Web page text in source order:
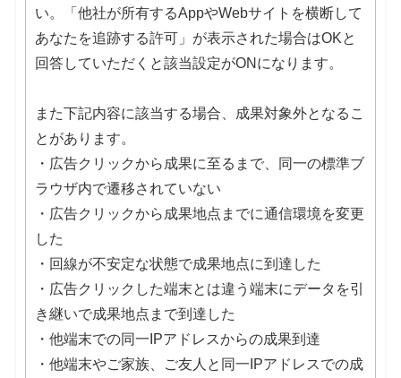
い。「他社が所有するAppやWebサイトを横断して
あなたを追跡する許可」が表示された場合はOKと
回答していただくと該当設定がONになります。
また下記内容に該当する場合、成果対象外となるこ
とがあります。
・広告クリックから成果に至るまで、同一の標準ブ
ラウザ内で遷移されていない
・広告クリックから成果地点までに通信環境を変更
した
・回線が不安定な状態で成果地点に到達した
・広告クリックした端末とは違う端末にデータを引
き継いで成果地点まで到達した
・他端末での同一IPアドレスからの成果到達
・他端末やご家族、ご友人と同一IPアドレスでの成